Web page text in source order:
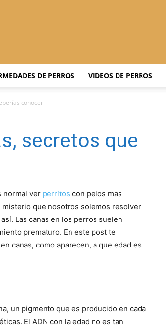
Adiestrar
–
de
DE PERROS VIDEOS DE PERROS
conocer
secretos que
normal ver perritos con pelos mas
que nosotros solemos resolver
Las canas en los perros suelen
prematuro. En este post te
canas, como aparecen, a que edad es
un pigmento que es producido en cada
El ADN con la edad no es tan